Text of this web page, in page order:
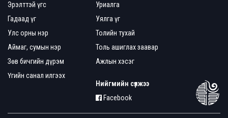
Эрэлттэй үгс
Гадаад үг
Улс орны нэр
Аймаг, сумын нэр
Зөв бичгийн дүрэм
Үгийн санал илгээх
Уриалга
Уялга үг
Толийн тухай
Толь ашиглах заавар
Ажлын хэсэг
Нийгмийн сүлжээ
Facebook